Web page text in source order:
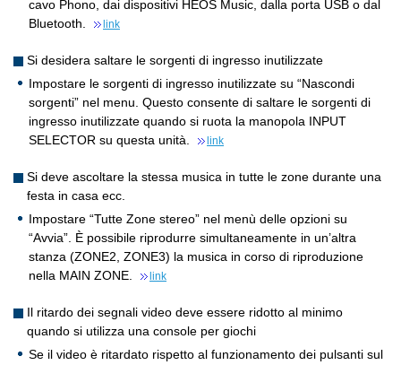
cavo Phono, dai dispositivi HEOS Music, dalla porta USB o dal
Bluetooth.
link
Si desidera saltare le sorgenti di ingresso inutilizzate
Impostare le sorgenti di ingresso inutilizzate su “Nascondi
sorgenti” nel menu. Questo consente di saltare le sorgenti di
ingresso inutilizzate quando si ruota la manopola INPUT
SELECTOR su questa unità.
link
Si deve ascoltare la stessa musica in tutte le zone durante una
festa in casa ecc.
Impostare “Tutte Zone stereo” nel menù delle opzioni su
“Avvia”. È possibile riprodurre simultaneamente in un’altra
stanza (ZONE2, ZONE3) la musica in corso di riproduzione
nella MAIN ZONE.
link
Il ritardo dei segnali video deve essere ridotto al minimo
quando si utilizza una console per giochi
Se il video è ritardato rispetto al funzionamento dei pulsanti sul